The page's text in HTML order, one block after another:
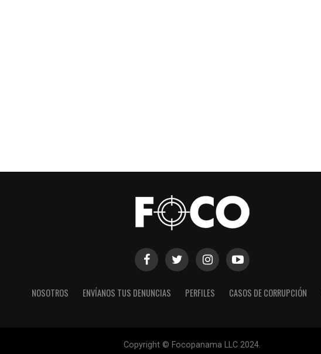
NOSOTROS ENVÍANOS TUS DENUNCIAS PERFILES CASOS DE CORRUPCIÓN
Copyright © Focopanama LLC 2024.